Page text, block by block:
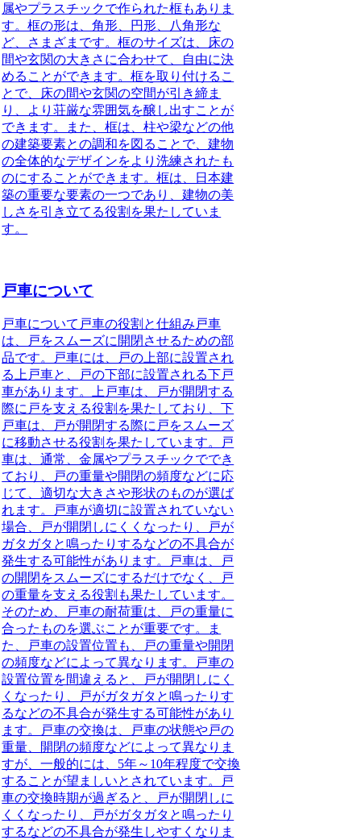
属やプラスチックで作られた框もありま
す。框の形は、角形、円形、八角形な
ど、さまざまです。框のサイズは、床の
間や玄関の大きさに合わせて、自由に決
めることができます。框を取り付けるこ
とで、床の間や玄関の空間が引き締ま
り、より荘厳な雰囲気を醸し出すことが
できます。また、框は、柱や梁などの他
の建築要素との調和を図ることで、建物
の全体的なデザインをより洗練されたも
のにすることができます。框は、日本建
築の重要な要素の一つであり、建物の美
しさを引き立てる役割を果たしていま
す。
戸車について
戸車について戸車の役割と仕組み戸車
は、戸をスムーズに開閉させるための部
品です。戸車には、戸の上部に設置され
る上戸車と、戸の下部に設置される下戸
車があります。上戸車は、戸が開閉する
際に戸を支える役割を果たしており、下
戸車は、戸が開閉する際に戸をスムーズ
に移動させる役割を果たしています。戸
車は、通常、金属やプラスチックででき
ており、戸の重量や開閉の頻度などに応
じて、適切な大きさや形状のものが選ば
れます。戸車が適切に設置されていない
場合、戸が開閉しにくくなったり、戸が
ガタガタと鳴ったりするなどの不具合が
発生する可能性があります。戸車は、戸
の開閉をスムーズにするだけでなく、戸
の重量を支える役割も果たしています。
そのため、戸車の耐荷重は、戸の重量に
合ったものを選ぶことが重要です。ま
た、戸車の設置位置も、戸の重量や開閉
の頻度などによって異なります。戸車の
設置位置を間違えると、戸が開閉しにく
くなったり、戸がガタガタと鳴ったりす
るなどの不具合が発生する可能性があり
ます。戸車の交換は、戸車の状態や戸の
重量、開閉の頻度などによって異なりま
すが、一般的には、5年～10年程度で交換
することが望ましいとされています。戸
車の交換時期が過ぎると、戸が開閉しに
くくなったり、戸がガタガタと鳴ったり
するなどの不具合が発生しやすくなりま